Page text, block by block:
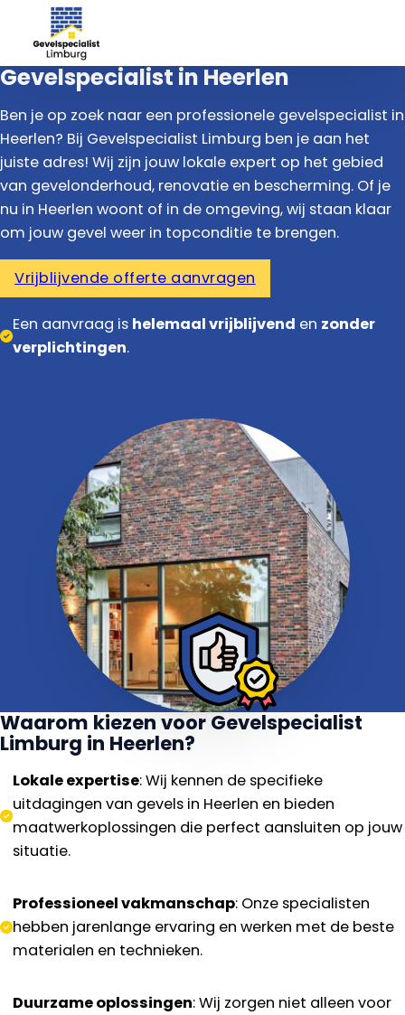
Gevelspecialist in Heerlen
Ben je op zoek naar een professionele gevelspecialist in
Heerlen? Bij Gevelspecialist Limburg ben je aan het
juiste adres! Wij zijn jouw lokale expert op het gebied
van gevelonderhoud, renovatie en bescherming. Of je
nu in Heerlen woont of in de omgeving, wij staan klaar
om jouw gevel weer in topconditie te brengen.
Vrijblijvende offerte aanvragen
Een aanvraag is helemaal vrijblijvend en zonder
verplichtingen.
Waarom kiezen voor Gevelspecialist
Limburg in Heerlen?
Lokale expertise: Wij kennen de specifieke
uitdagingen van gevels in Heerlen en bieden
maatwerkoplossingen die perfect aansluiten op jouw
situatie.
Professioneel vakmanschap: Onze specialisten
hebben jarenlange ervaring en werken met de beste
materialen en technieken.
Duurzame oplossingen: Wij zorgen niet alleen voor